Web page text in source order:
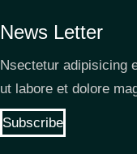
News Letter
Nsectetur adipisicing
ut labore et dolore
Subscribe